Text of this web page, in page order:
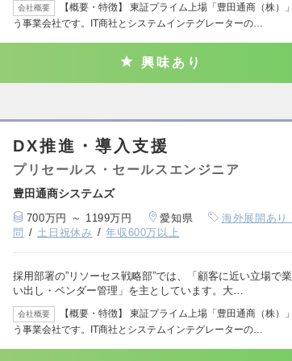
会社概要
【概要・特徴】 東証プライム上場「豊田通商（株）
う事業会社です。IT商社とシステムインテグレーターの…
興味あり
DX推進・導入支援
プリセールス・セールスエンジニア
豊田通商システムズ
700万円 ～ 1199万円 愛知県 海外展開あり
問
土日祝休み 年収600万以上
採用部署の”リソーセス戦略部”では、「顧客に近い立場で
い出し・ベンダー管理」を主としています。大…
会社概要
【概要・特徴】 東証プライム上場「豊田通商（株）
う事業会社です。IT商社とシステムインテグレーターの…